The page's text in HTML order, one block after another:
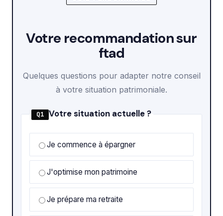
Votre recommandation sur
ftad
Quelques questions pour adapter notre conseil
à votre situation patrimoniale.
Q1 Votre situation actuelle ?
Je commence à épargner
J'optimise mon patrimoine
Je prépare ma retraite